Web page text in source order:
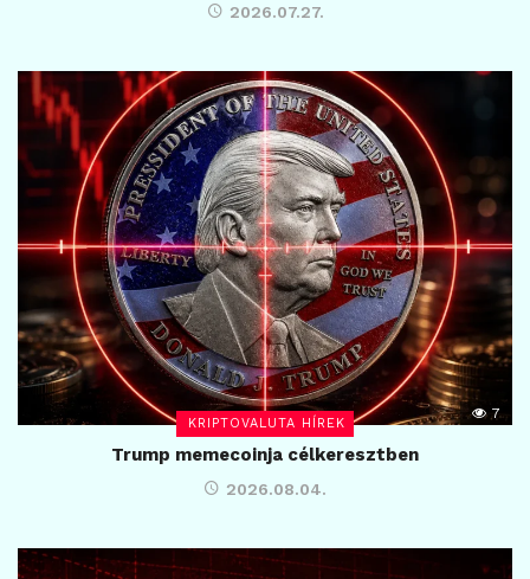
2026.07.27.
KRIPTOVALUTA HÍREK
7
Trump memecoinja célkeresztben
2026.08.04.